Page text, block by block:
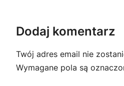
Dodaj komentarz
Twój adres email nie
Wymagane pola są